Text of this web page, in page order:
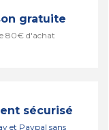
gratuite
80€ d'achat
sécurisé
et Paypal sans